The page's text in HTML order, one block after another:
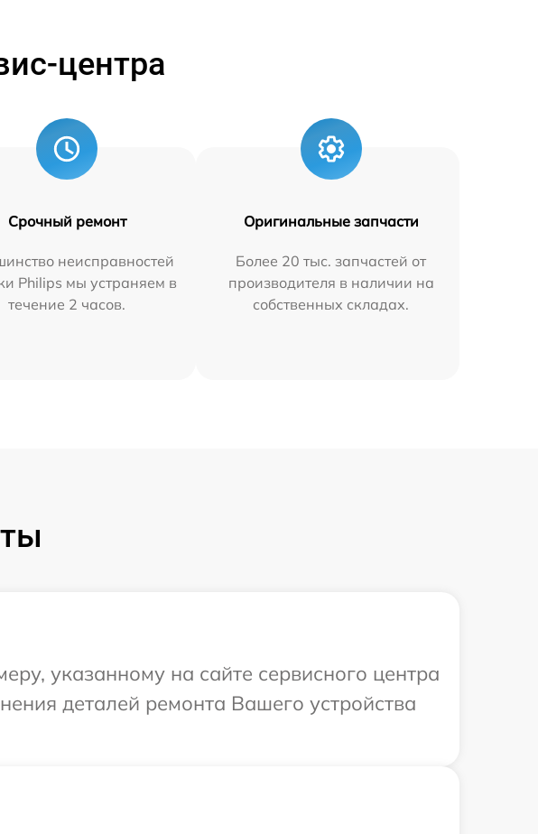
центра
Срочный ремонт
неисправностей
Philips мы устраняем в
течение 2 часов.
Оригинальные запчасти
Более 20 тыс. запчастей от
производителя в наличии на
собственных складах.
указанному на сайте сервисного центра
деталей ремонта Вашего устройства